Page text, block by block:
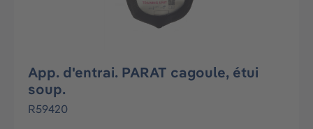
App. d'entrai. PARAT cagoule, étui
soup.
R59420